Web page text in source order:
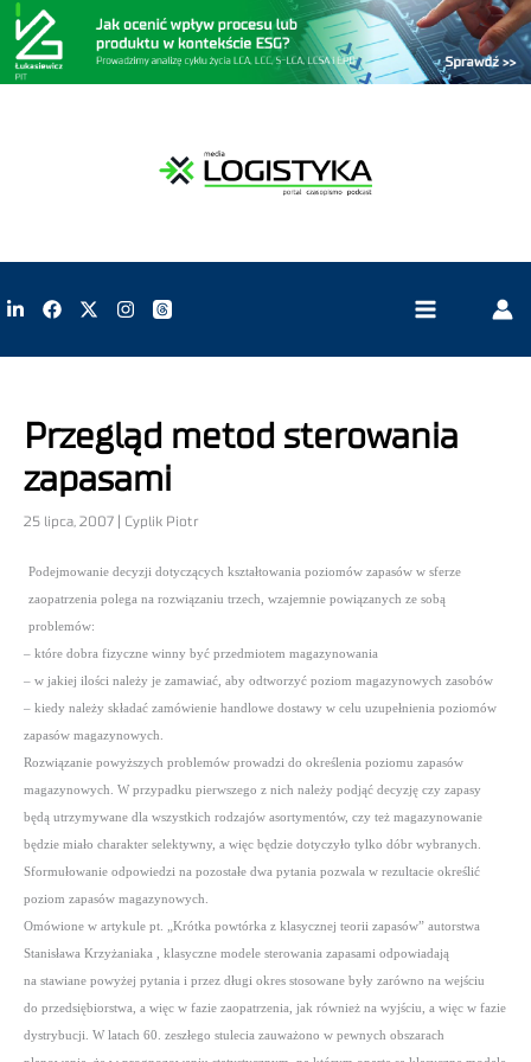
Przegląd metod sterowania
zapasami
25 lipca, 2007 | Cyplik Piotr
Podejmowanie decyzji dotyczących kształtowania poziomów zapasów w sferze
zaopatrzenia polega na rozwiązaniu trzech, wzajemnie powiązanych ze sobą
problemów:
– które dobra fizyczne winny być przedmiotem magazynowania
– w jakiej ilości należy je zamawiać, aby odtworzyć poziom magazynowych zasobów
– kiedy należy składać zamówienie handlowe dostawy w celu uzupełnienia poziomów
zapasów magazynowych.
Rozwiązanie powyższych problemów prowadzi do określenia poziomu zapasów
magazynowych. W przypadku pierwszego z nich należy podjąć decyzję czy zapasy
będą utrzymywane dla wszystkich rodzajów asortymentów, czy też magazynowanie
będzie miało charakter selektywny, a więc będzie dotyczyło tylko dóbr wybranych.
Sformułowanie odpowiedzi na pozostałe dwa pytania pozwala w rezultacie określić
poziom zapasów magazynowych.
Omówione w artykule pt. „Krótka powtórka z klasycznej teorii zapasów” autorstwa
Stanisława Krzyżaniaka , klasyczne modele sterowania zapasami odpowiadają
na stawiane powyżej pytania i przez długi okres stosowane były zarówno na wejściu
do przedsiębiorstwa, a więc w fazie zaopatrzenia, jak również na wyjściu, a więc w fazie
dystrybucji. W latach 60. zeszłego stulecia zauważono w pewnych obszarach